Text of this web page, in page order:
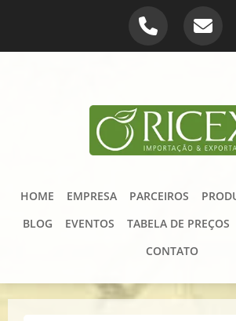
HOME EMPRESA PARCEIROS
BLOG
EVENTOS TABELA DE PREÇOS
CONTATO